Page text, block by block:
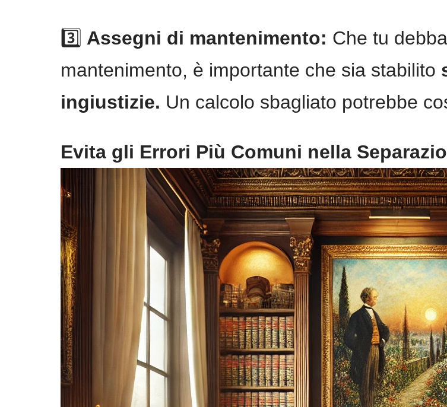
3️⃣ Assegni di mantenimento: Che tu
mantenimento, è importante che sia stabilito
ingiustizie. Un calcolo sbagliato potrebbe
Evita gli Errori Più Comuni nella